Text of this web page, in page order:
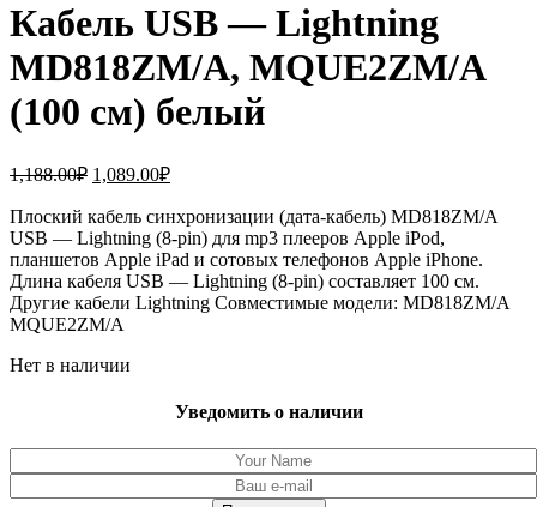
Кабель USB — Lightning
MD818ZM/A, MQUE2ZM/A
(100 см) белый
1,188.00₽ Первоначальная
составляла
1,188.00₽.
1,089.00₽Текущая
1,089.00₽.
Плоский кабель синхронизации (дата-кабель) MD818ZM/A
USB — Lightning (8-pin) для mp3 плееров Apple iPod,
планшетов Apple iPad и сотовых телефонов Apple iPhone.
Длина кабеля USB — Lightning (8-pin) составляет 100 см.
Другие кабели Lightning Совместимые модели: MD818ZM/A
MQUE2ZM/A
Нет в наличии
Уведомить о наличии